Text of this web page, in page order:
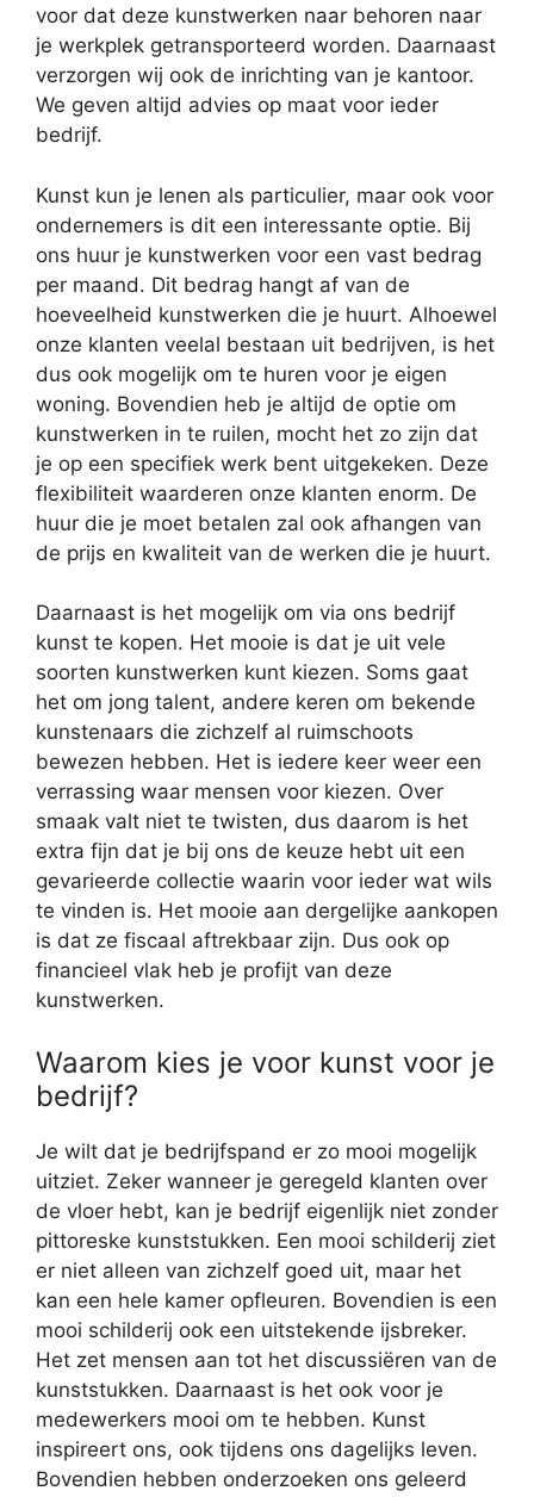
voor dat deze kunstwerken naar behoren naar
je werkplek getransporteerd worden. Daarnaast
verzorgen wij ook de inrichting van je kantoor.
We geven altijd advies op maat voor ieder
bedrijf.
Kunst kun je lenen als particulier, maar ook voor
ondernemers is dit een interessante optie. Bij
ons huur je kunstwerken voor een vast bedrag
per maand. Dit bedrag hangt af van de
hoeveelheid kunstwerken die je huurt. Alhoewel
onze klanten veelal bestaan uit bedrijven, is het
dus ook mogelijk om te huren voor je eigen
woning. Bovendien heb je altijd de optie om
kunstwerken in te ruilen, mocht het zo zijn dat
je op een specifiek werk bent uitgekeken. Deze
flexibiliteit waarderen onze klanten enorm. De
huur die je moet betalen zal ook afhangen van
de prijs en kwaliteit van de werken die je huurt.
Daarnaast is het mogelijk om via ons bedrijf
kunst te kopen. Het mooie is dat je uit vele
soorten kunstwerken kunt kiezen. Soms gaat
het om jong talent, andere keren om bekende
kunstenaars die zichzelf al ruimschoots
bewezen hebben. Het is iedere keer weer een
verrassing waar mensen voor kiezen. Over
smaak valt niet te twisten, dus daarom is het
extra fijn dat je bij ons de keuze hebt uit een
gevarieerde collectie waarin voor ieder wat wils
te vinden is. Het mooie aan dergelijke aankopen
is dat ze fiscaal aftrekbaar zijn. Dus ook op
financieel vlak heb je profijt van deze
kunstwerken.
Waarom kies je voor kunst voor je
bedrijf?
Je wilt dat je bedrijfspand er zo mooi mogelijk
uitziet. Zeker wanneer je geregeld klanten over
de vloer hebt, kan je bedrijf eigenlijk niet zonder
pittoreske kunststukken. Een mooi schilderij ziet
er niet alleen van zichzelf goed uit, maar het
kan een hele kamer opfleuren. Bovendien is een
mooi schilderij ook een uitstekende ijsbreker.
Het zet mensen aan tot het discussiëren van de
kunststukken. Daarnaast is het ook voor je
medewerkers mooi om te hebben. Kunst
inspireert ons, ook tijdens ons dagelijks leven.
Bovendien hebben onderzoeken ons geleerd